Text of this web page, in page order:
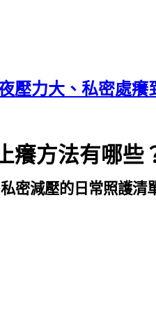
壓力大、私密處
癢方法有哪
密減壓的日常照護清